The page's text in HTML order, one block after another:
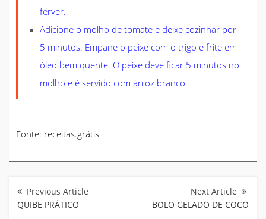
ferver.
Adicione o molho de tomate e deixe cozinhar por
5 minutos. Empane o peixe com o trigo e frite em
óleo bem quente. O peixe deve ficar 5 minutos no
molho e é servido com arroz branco.
Fonte: receitas.grátis
de
Post
QUIBE PRÁTICO BOLO GELADO DE COCO